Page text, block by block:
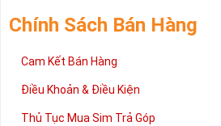
Chính Sách Bán Hàng
Cam Kết Bán Hàng
Điều Khoản & Điều Kiện
Thủ Tục Mua Sim Trả Góp